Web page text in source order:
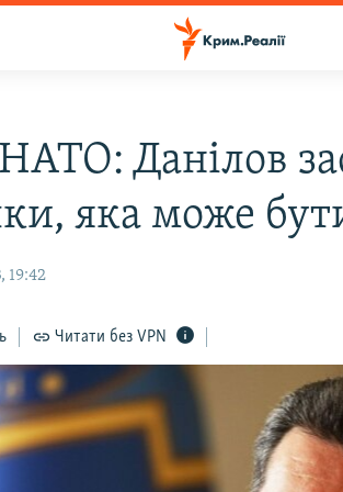
Данілов
яка може
19:42
Читати без VPN